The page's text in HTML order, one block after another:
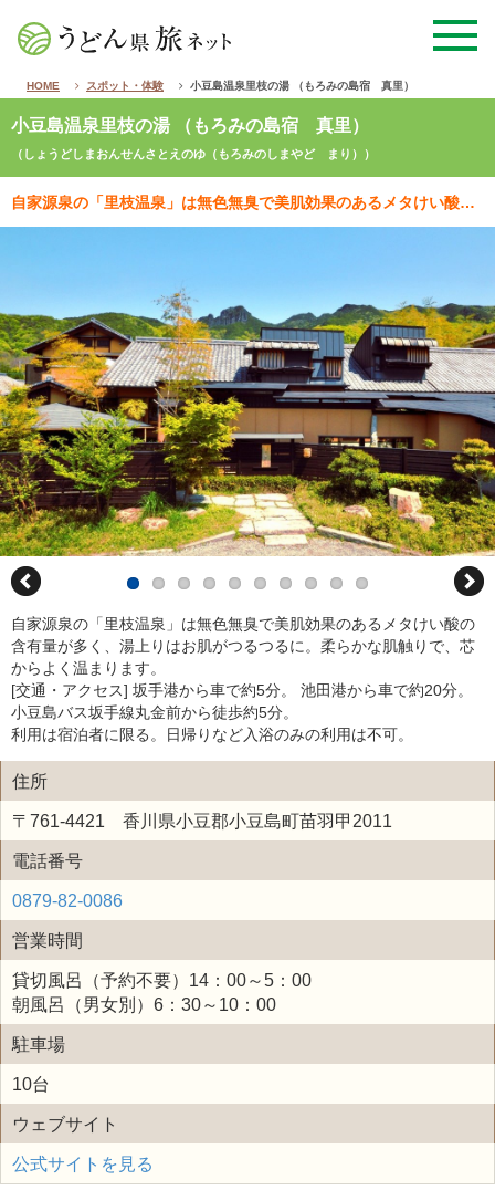
HOME スポット・体験 小豆島温泉里枝の湯 （もろみの島宿 真里）
小豆島温泉里枝の湯 （もろみの島宿 真里）
（しょうどしまおんせんさとえのゆ（もろみのしまやど まり））
自家源泉の「里枝温泉」は無色無臭で美肌効果のあるメタけい酸の含有量が多く、湯上りはお肌がつるつるに。…
自家源泉の「里枝温泉」は無色無臭で美肌効果のあるメタけい酸の
含有量が多く、湯上りはお肌がつるつるに。柔らかな肌触りで、芯
からよく温まります。
[交通・アクセス] 坂手港から車で約5分。 池田港から車で約20分。
小豆島バス坂手線丸金前から徒歩約5分。
利用は宿泊者に限る。日帰りなど入浴のみの利用は不可。
住所
〒761-4421 香川県小豆郡小豆島町苗羽甲2011
電話番号
0879-82-0086
営業時間
貸切風呂（予約不要）14：00～5：00
朝風呂（男女別）6：30～10：00
駐車場
10台
ウェブサイト
公式サイトを見る